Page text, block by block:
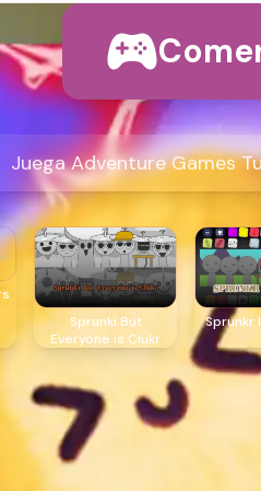
Juega Adventure Games
Sprunki But
Everyone is Clukr
Sprunkr